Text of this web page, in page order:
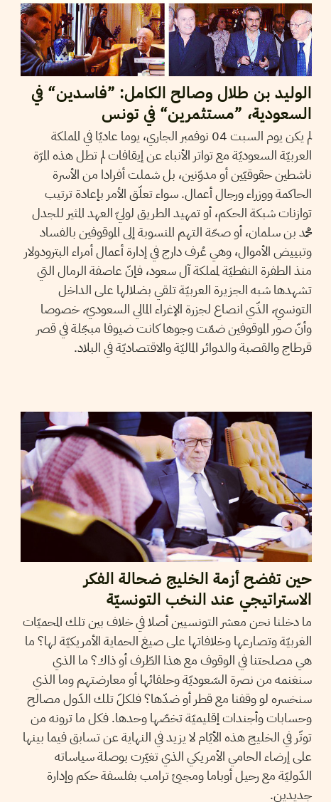
الوليد بن طلال وصالح الكامل: ”فاسدين“ في
السعودية، ”مستثمرين“ في تونس
لم يكن يوم السبت 04 نوفمبر الجاري، يوما عاديّا في المملكة
العربيّة السعوديّة مع تواتر الأنباء عن إيقافات لم تطل هذه المرّة
ناشطين حقوقيّين أو مدوّنين، بل شملت أفرادا من الأسرة
الحاكمة ووزراء ورجال أعمال. سواء تعلّق الأمر بإعادة ترتيب
توازنات شبكة الحكم، أو تمهيد الطريق لوليّ العهد المثير للجدل
محمد بن سلمان، أو صحّة التهم المنسوبة إلى الموقوفين بالفساد
وتبييض الأموال، وهي عُرف دارج في إدارة أعمال أمراء البترودولار
منذ الطفرة النفطيّة لمملكة آل سعود، فإنّ عاصفة الرمال التي
تشهدها شبه الجزيرة العربيّة تلقي بضلالها على الداخل
التونسيّ، الذّي انصاع لجزرة الإغراء المالي السعوديّ، خصوصا
وأنّ صور الموقوفين ضمّت وجوها كانت ضيوفا مبجّلة في قصر
قرطاج والقصبة والدوائر الماليّة والاقتصاديّة في البلاد.
حين تفضح أزمة الخليج ضحالة الفكر
الاستراتيجي عند النخب التونسيّة
ما دخلنا نحن معشر التونسيين أصلا في خلاف بين تلك المحميّات
الغربيّة وتصارعها وخلافاتها على صيغ الحماية الأمريكيّة لها؟ ما
هي مصلحتنا في الوقوف مع هذا الطّرف أو ذاك؟ ما الذي
سنغنمه من نصرة السّعوديّة وحلفائها أو معارضتهم وما الذي
سنخسره لو وقفنا مع قطر أو ضدّها؟ فلكلّ تلك الدّول مصالح
وحسابات وأجندات إقليميّة تخصّها وحدها. فكل ما ترونه من
توتّر في الخليج هذه الأيّام لا يزيد في النهاية عن تسابق فيما بينها
على إرضاء الحامي الأمريكي الذي تغيّرت بوصلة سياساته
الدّوليّة مع رحيل أوباما ومجيئ ترامب بفلسفة حكم وإدارة
جديدين.